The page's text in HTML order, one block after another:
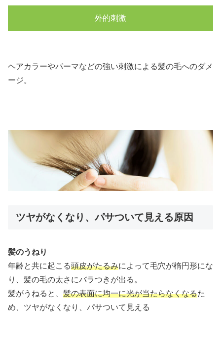
外的刺激
ヘアカラーやパーマなどの強い刺激による髪の毛へのダメ
ージ。
ツヤがなくなり、パサついて見える原因
髪のうねり
年齢と共に起こる頭皮がたるみによって毛穴が楕円形にな
り、髪の毛の太さにバラつきが出る。
髪がうねると、 髪の表面に均一に光が当たらなくなるた
め、ツヤがなくなり、パサついて見える